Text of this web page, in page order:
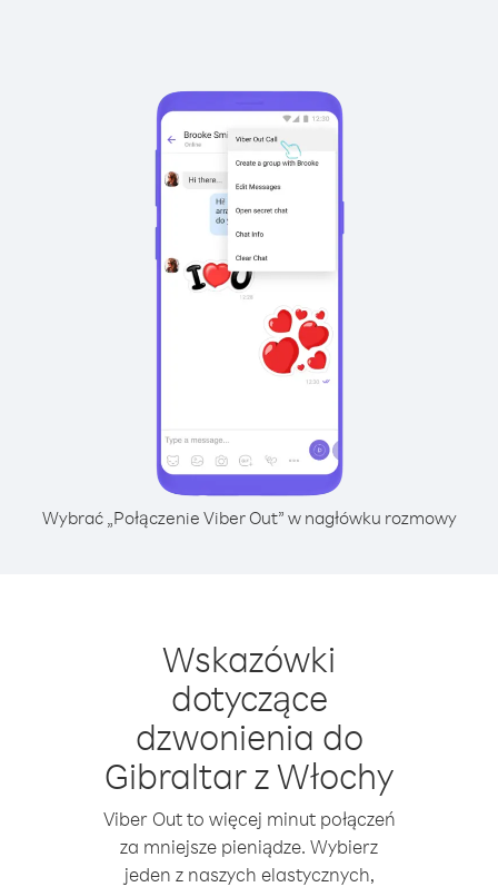
Wybrać „Połączenie Viber Out” w nagłówku rozmowy
Wskazówki
dotyczące
dzwonienia do
Gibraltar z Włochy
Viber Out to więcej minut połączeń
za mniejsze pieniądze. Wybierz
jeden z naszych elastycznych,